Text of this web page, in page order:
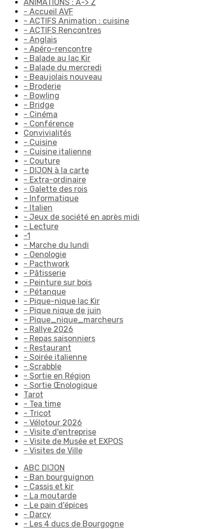
ANIMATIONS : A-> Z
- Accueil AVF
- ACTIFS Animation : cuisine
- ACTIFS Rencontres
- Anglais
- Apéro-rencontre
- Balade au lac Kir
- Balade du mercredi
- Beaujolais nouveau
- Broderie
- Bowling
- Bridge
- Cinéma
- Conférence
Convivialités
- Cuisine
- Cuisine italienne
- Couture
- DIJON à la carte
- Extra-ordinaire
- Galette des rois
- Informatique
- Italien
- Jeux de société en après midi
- Lecture
-1
- Marche du lundi
- Oenologie
- Pacthwork
- Pâtisserie
- Peinture sur bois
- Pétanque
- Pique-nique lac Kir
- Pique nique de juin
- Pique_nique_marcheurs
- Rallye 2026
- Repas saisonniers
- Restaurant
- Soirée italienne
- Scrabble
- Sortie en Région
- Sortie Œnologique
Tarot
- Tea time
- Tricot
- Vélotour 2026
- Visite d'entreprise
- Visite de Musée et EXPOS
- Visites de Ville
ABC DIJON
- Ban bourguignon
- Cassis et kir
- La moutarde
- Le pain d'épices
- Darcy
- Les 4 ducs de Bourgogne